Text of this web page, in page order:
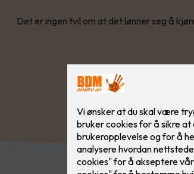
Det er ingen tvil om at det lønner seg å